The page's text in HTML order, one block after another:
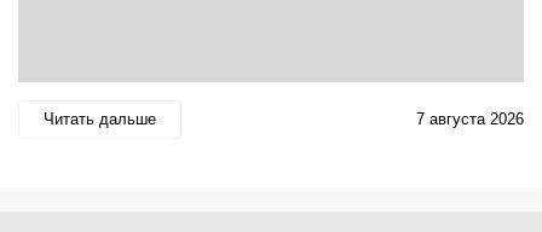
Читать дальше 7 августа 2026